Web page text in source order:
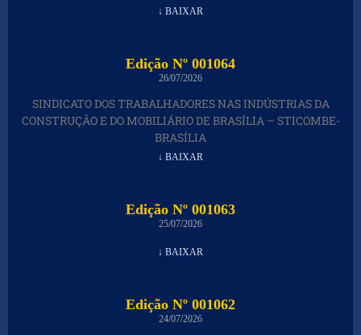
↓ BAIXAR
Edição Nº 001064
26/07/2026
SINDICATO DOS TRABALHADORES NAS INDÚSTRIAS DA
CONSTRUÇÃO E DO MOBILIÁRIO DE BRASÍLIA – STICOMBE-
BRASÍLIA
↓ BAIXAR
Edição Nº 001063
25/07/2026
↓ BAIXAR
Edição Nº 001062
24/07/2026